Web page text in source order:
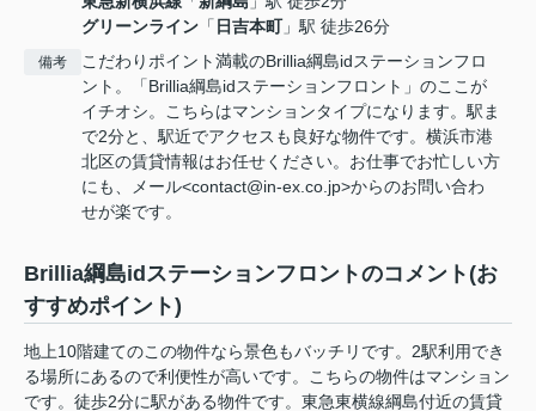
グリーンライン 「 日吉本町」駅 徒歩26分
備考
こだわりポイント満載のBrillia綱島idステーションフロ
ント。「Brillia綱島idステーションフロント」のここが
イチオシ。こちらはマンションタイプになります。駅ま
で2分と、駅近でアクセスも良好な物件です。横浜市港
北区の賃貸情報はお任せください。お仕事でお忙しい方
にも、メール<contact@in-ex.co.jp>からのお問い合わ
せが楽です。
Brillia綱島idステーションフロントのコメント(お
すすめポイント)
地上10階建てのこの物件なら景色もバッチリです。2駅利用でき
る場所にあるので利便性が高いです。こちらの物件はマンション
です。徒歩2分に駅がある物件です。東急東横線綱島付近の賃貸